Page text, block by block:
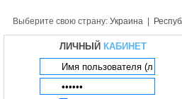
Выберите свою страну: Украина
ЛИЧНЫЙ КАБИНЕТ